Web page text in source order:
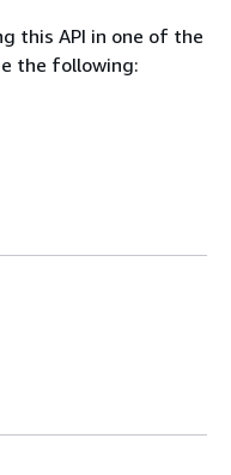
this API in one of the
the following: